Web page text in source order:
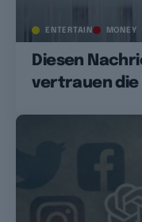
ENTERTAIN MONEY
Diesen
vertrauen die